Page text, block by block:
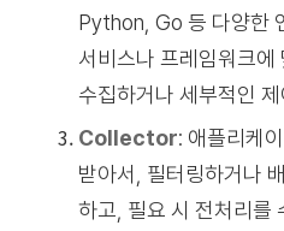
Python, Go 등 다양한
서비스나 프레임워크에
수집하거나 세부적인
Collector: 애플리케
받아서, 필터링하거나
하고, 필요 시 전처리를